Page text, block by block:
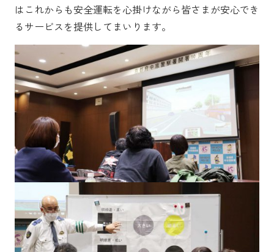
はこれからも安全運転を心掛けながら皆さまが安心でき
るサービスを提供してまいります。